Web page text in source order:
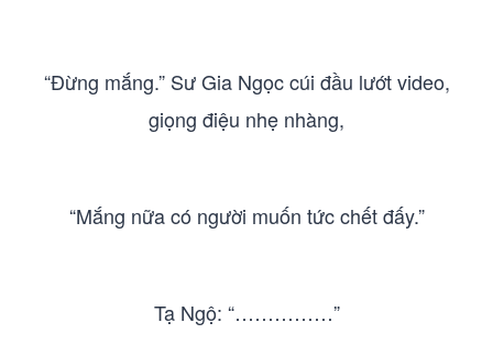
“Đừng mắng.” Sư Gia Ngọc cúi đầu lướt video,
giọng điệu nhẹ nhàng,
“Mắng nữa có người muốn tức chết đấy.”
Tạ Ngộ: “……………”